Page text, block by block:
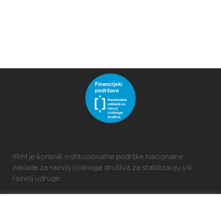
IRIM je korisnik institucionalne podrške Nacionalne
zaklade za razvoj civilnoga društva za stabilizaciju i/ili
razvoj udruge.